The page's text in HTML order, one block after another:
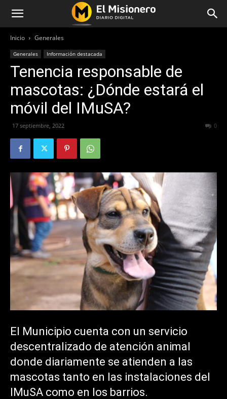
Inicio Generales
Generales Información destacada
Tenencia responsable de
mascotas: ¿Dónde estará el
móvil del IMuSA?
17 septiembre, 2022 0
El Municipio cuenta con un servicio
descentralizado de atención animal
donde diariamente se atienden a las
mascotas tanto en las instalaciones del
IMuSA como en los barrios.